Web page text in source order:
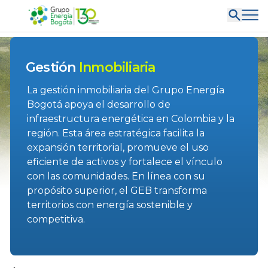
Gestión Inmobiliaria
La gestión inmobiliaria del Grupo Energía
Bogotá apoya el desarrollo de
infraestructura energética en Colombia y la
región. Esta área estratégica facilita la
expansión territorial, promueve el uso
eficiente de activos y fortalece el vínculo
con las comunidades. En línea con su
propósito superior, el GEB transforma
territorios con energía sostenible y
competitiva.